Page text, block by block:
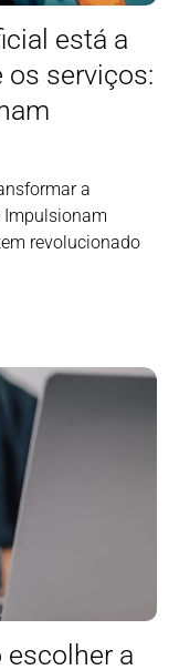
está a
serviços:
a
Impulsionam
revolucionado
escolher a